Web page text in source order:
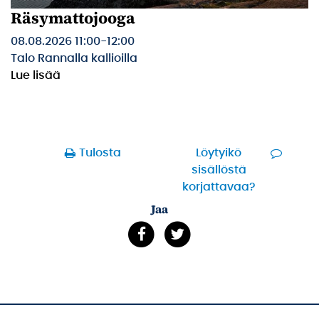
Räsymattojooga
08.08.2026 11:00-12:00
Talo Rannalla kallioilla
Lue lisää
Tulosta
Löytyikö
sisällöstä
korjattavaa?
Jaa